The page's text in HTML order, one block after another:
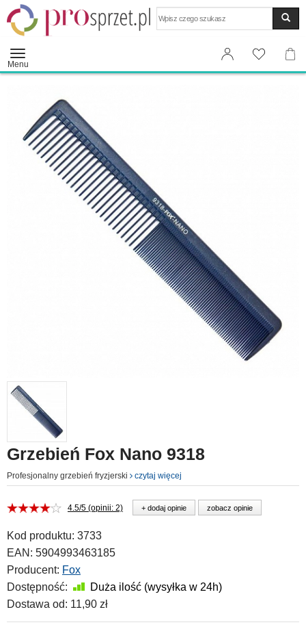
Menu
Grzebień Fox Nano 9318
Profesjonalny grzebień fryzjerski czytaj więcej
4.5/5 (opinii: 2) + dodaj opinie zobacz opinie
Kod produktu: 3733
EAN: 5904993463185
Producent: Fox
Dostępność:
Duża ilość (wysyłka w 24h)
Dostawa od: 11,90 zł